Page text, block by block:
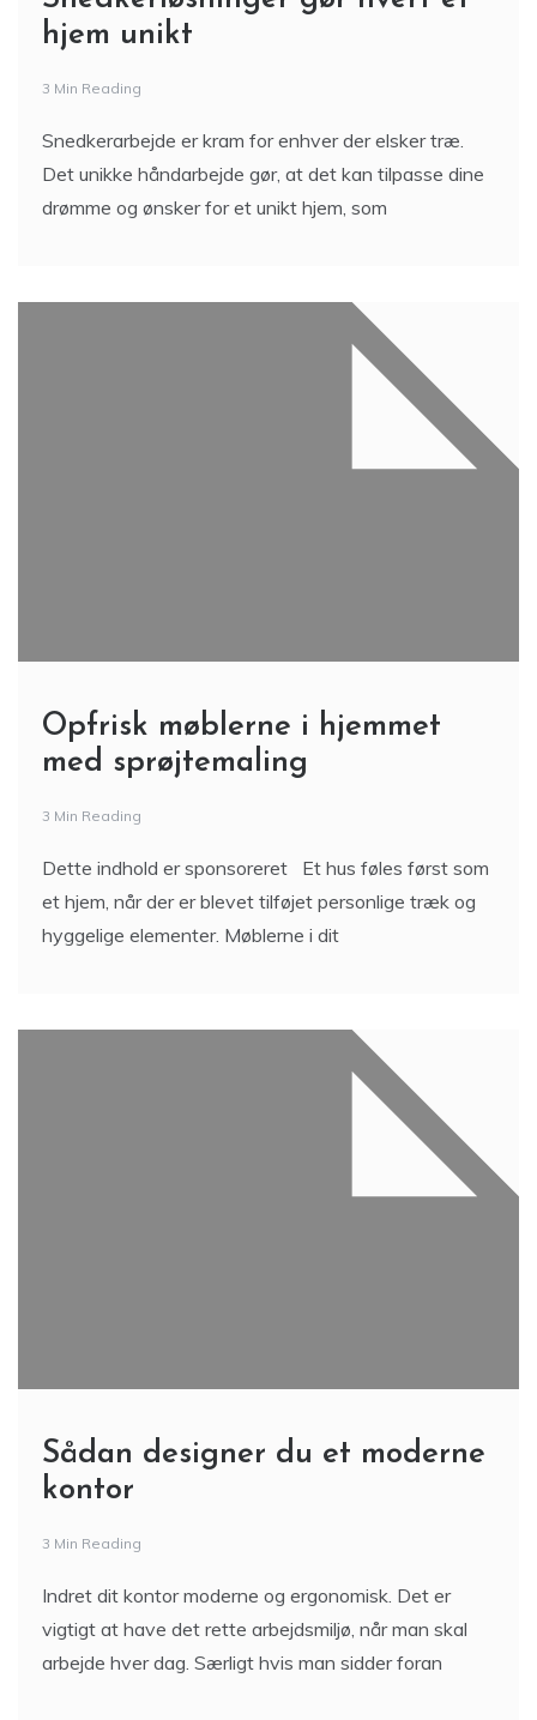
hjem unikt
3 Min Reading
Snedkerarbejde er kram for enhver der elsker træ.
Det unikke håndarbejde gør, at det kan tilpasse dine
drømme og ønsker for et unikt hjem, som
Opfrisk møblerne i hjemmet
med sprøjtemaling
3 Min Reading
Dette indhold er sponsoreret Et hus føles først som
et hjem, når der er blevet tilføjet personlige træk og
hyggelige elementer. Møblerne i dit
Sådan designer du et moderne
kontor
3 Min Reading
Indret dit kontor moderne og ergonomisk. Det er
vigtigt at have det rette arbejdsmiljø, når man skal
arbejde hver dag. Særligt hvis man sidder foran